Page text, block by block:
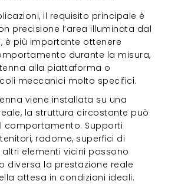
il requisito principale è
precisione l’area illuminata dal
è più importante ottenere
durante la misura,
alla piattaforma o
meccanici molto specifici.
viene installata su una
la struttura circostante può
comportamento. Supporti
radome, superfici di
elementi vicini possono
diversa la prestazione reale
attesa in condizioni ideali.